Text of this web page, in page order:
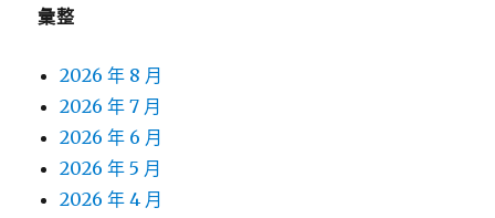
彙整
2026 年 8 月
2026 年 7 月
2026 年 6 月
2026 年 5 月
2026 年 4 月